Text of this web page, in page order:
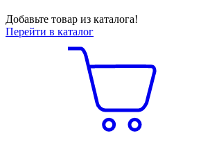
Добавьте товар из каталога!
Перейти в каталог